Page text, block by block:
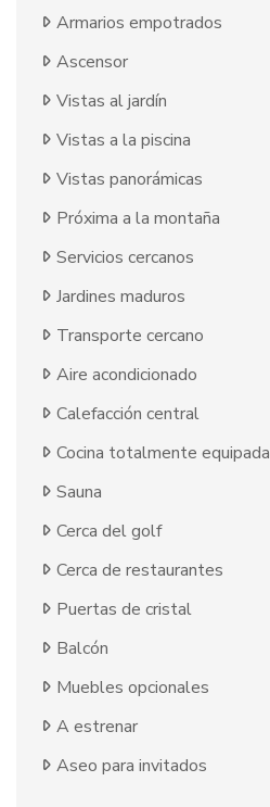
Armarios empotrados
Ascensor
Vistas al jardín
Vistas a la piscina
Vistas panorámicas
Próxima a la montaña
Servicios cercanos
Jardines maduros
Transporte cercano
Aire acondicionado
Calefacción central
Cocina totalmente equipada
Sauna
Cerca del golf
Cerca de restaurantes
Puertas de cristal
Balcón
Muebles opcionales
A estrenar
Aseo para invitados